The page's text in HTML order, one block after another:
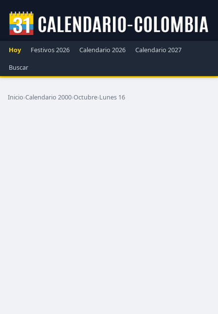
Hoy Festivos 2026 Calendario 2026
Calendario 2027
Buscar
Inicio›Calendario 2000›Octubre›Lunes 16